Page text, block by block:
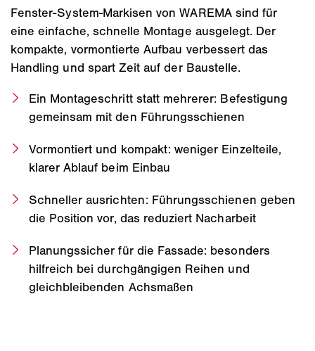
Fenster-System-Markisen von WAREMA sind für
eine einfache, schnelle Montage ausgelegt. Der
kompakte, vormontierte Aufbau verbessert das
Handling und spart Zeit auf der Baustelle.
Ein Montageschritt statt mehrerer: Befestigung
gemeinsam mit den Führungsschienen
Vormontiert und kompakt: weniger Einzelteile,
klarer Ablauf beim Einbau
Schneller ausrichten: Führungsschienen geben
die Position vor, das reduziert Nacharbeit
Planungssicher für die Fassade: besonders
hilfreich bei durchgängigen Reihen und
gleichbleibenden Achsmaßen